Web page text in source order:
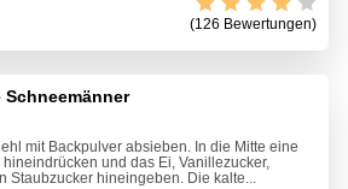
(126 Bewertungen)
Schneemänner
mit Backpulver absieben. In die Mitte eine
hineindrücken und das Ei, Vanillezucker,
Staubzucker hineingeben. Die kalte...